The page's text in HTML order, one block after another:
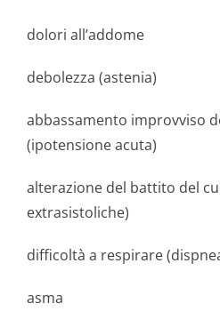
dolori all’addome
debolezza (astenia)
abbassamento improvviso
(ipotensione acuta)
alterazione del battito del
extrasistoliche)
difficoltà a respirare
asma